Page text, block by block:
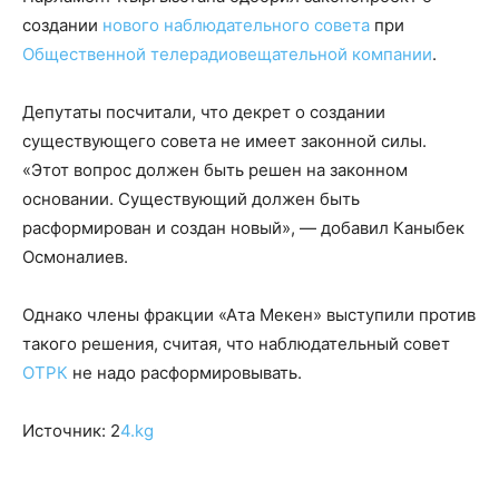
создании нового наблюдательного совета при
Общественной телерадиовещательной компании.
Депутаты посчитали, что декрет о создании
существующего совета не имеет законной силы.
«Этот вопрос должен быть решен на законном
основании. Существующий должен быть
расформирован и создан новый», — добавил Каныбек
Осмоналиев.
Однако члены фракции «Ата Мекен» выступили против
такого решения, считая, что наблюдательный совет
ОТРК не надо расформировывать.
Источник: 24.kg